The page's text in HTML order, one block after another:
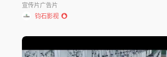
宣传片广告片
钧石影视